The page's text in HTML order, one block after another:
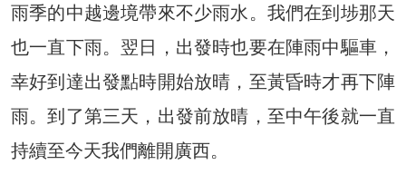
雨季的中越邊境帶來不少雨水。我們在到埗那天
也一直下雨。翌日，出發時也要在陣雨中驅車，
幸好到達出發點時開始放晴，至黃昏時才再下陣
雨。到了第三天，出發前放晴，至中午後就一直
持續至今天我們離開廣西。